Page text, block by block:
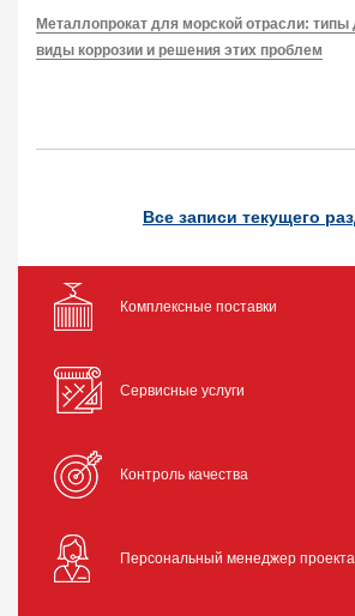
Металлопрокат для морской отрасли:
виды коррозии и решения этих проблем
Все записи текущего
Комплексные поставки
Сервисные услуги
Контроль качества
Персональный менеджер проекта